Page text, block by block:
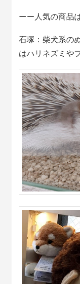
ーー人気の商品
石塚：柴犬系の
はハリネズミや